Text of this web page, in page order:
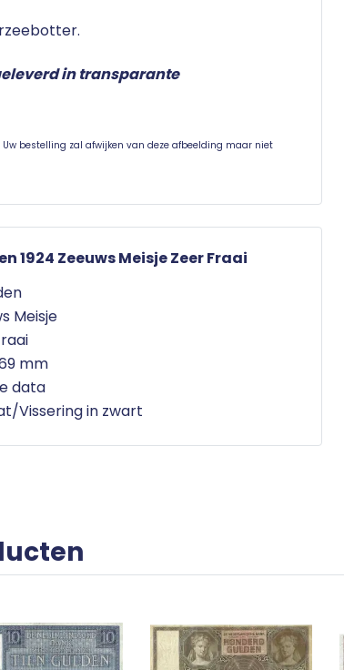
in transparante
bestelling zal afwijken van deze afbeelding maar niet
1924 Zeeuws Meisje Zeer Fraai
Meisje
mm
data
Vissering in zwart